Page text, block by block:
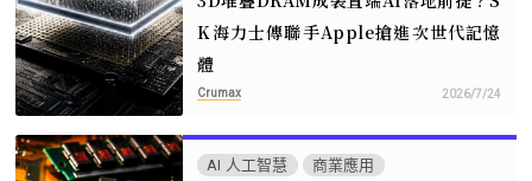
K海力士傳聯手Apple搶進次世代記憶
體
Crumax 2026/7/24
AI 人工智慧 商業應用